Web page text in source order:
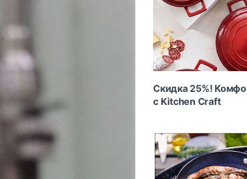
Скидка 25%!
с Kitchen Craft